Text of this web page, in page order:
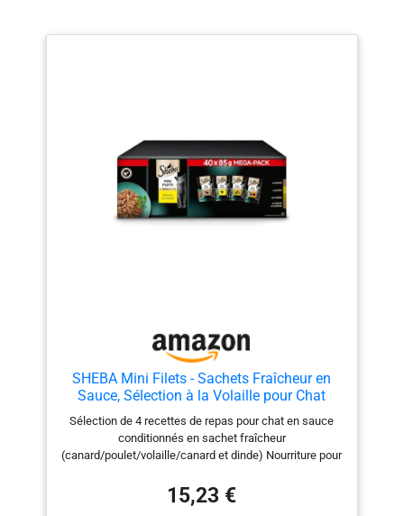
SHEBA Mini Filets - Sachets Fraîcheur en
Sauce, Sélection à la Volaille pour Chat
Adulte - 40x85g
Sélection de 4 recettes de repas pour chat en sauce
conditionnés en sachet fraîcheur
(canard/poulet/volaille/canard et dinde) Nourriture pour
équilibré, adapté aux besoins nutritionnels des chats
adultes Recette élaborée avec des ingrédients naturels
15,23 €